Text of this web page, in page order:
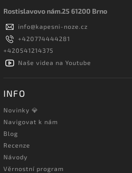
Rostislavovo nám.25 61200 Brno
info@kapesni-noze.cz
+420774444281
+420541214375
Naše videa na Youtube
INFO
Novinky 💎
Navigovat k nám
Blog
Recenze
Návody
Věrnostní program